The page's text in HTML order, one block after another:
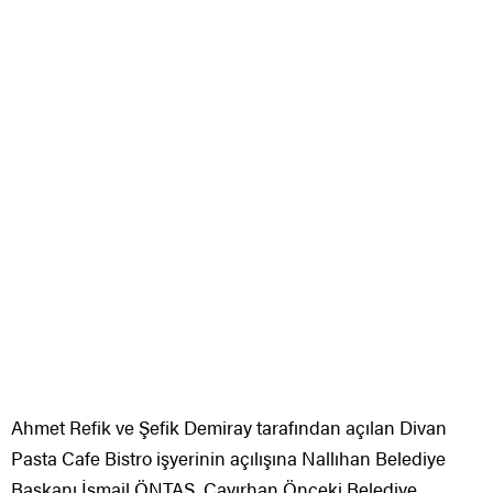
Ahmet Refik ve Şefik Demiray tarafından açılan Divan
Pasta Cafe Bistro işyerinin açılışına Nallıhan Belediye